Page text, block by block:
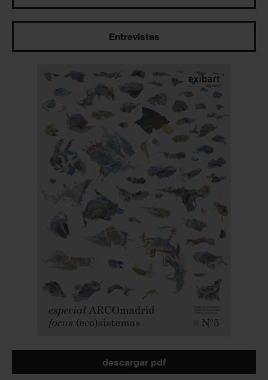
Entrevistas
descargar pdf